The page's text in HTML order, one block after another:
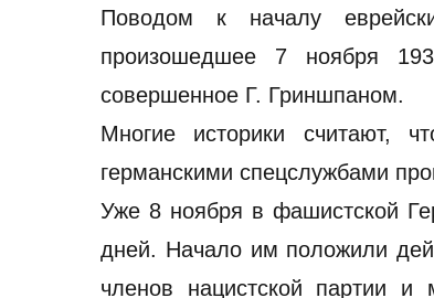
Поводом к началу
произошедшее 7 ноября
совершенное Г. Гриншпаном.
Многие историки считают,
германскими спецслужбами
Уже 8 ноября в фашистской
дней. Начало им положили
членов нацистской партии и